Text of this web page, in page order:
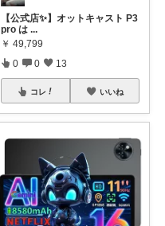
【公式店✨】オットキャスト P3
pro は ...
￥ 49,799
0 0 13
コレ いいね